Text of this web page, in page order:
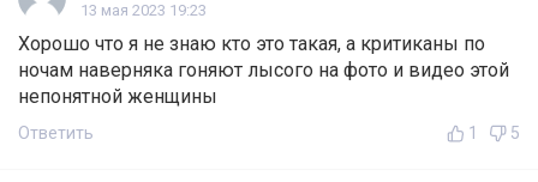
13 мая 2023 19:23
Хорошо что я не знаю кто это такая, а критиканы по
ночам наверняка гоняют лысого на фото и видео этой
непонятной женщины
Ответить 1 5